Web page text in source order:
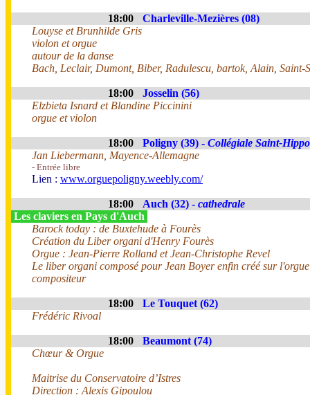
18:00
Charleville-Mezières (08)
Louyse et Brunhilde Gris
violon et orgue
autour de la danse
Bach, Leclair, Dumont, Biber, Radulescu, bartok, Alain, Saint-
18:00
Josselin (56)
Elzbieta Isnard et Blandine Piccinini
orgue et violon
18:00 Poligny (39) - Collégiale Saint-
Jan Liebermann, Mayence-Allemagne
- Entrée libre
Lien : www.orguepoligny.weebly.com/
18:00 Auch (32) - cathedrale
Les claviers en Pays d'Auch
Barock today : de Buxtehude à Fourès
Création du Liber organi d'Henry Fourès
Orgue : Jean-Pierre Rolland et Jean-Christophe Revel
Le liber organi composé pour Jean Boyer enfin créé sur
compositeur
18:00
Le Touquet (62)
Frédéric Rivoal
18:00
Beaumont (74)
Chœur & Orgue
Maitrise du Conservatoire d’Istres
Direction : Alexis Gipoulou